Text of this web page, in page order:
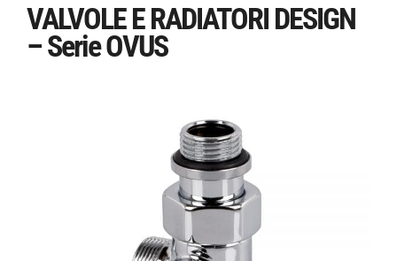
VALVOLE E RADIATORI DESIGN
– Serie OVUS